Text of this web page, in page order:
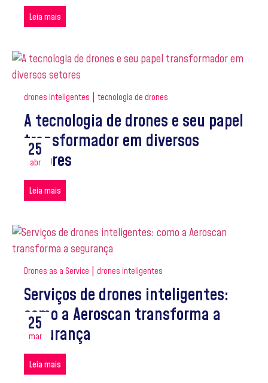
Leia mais
drones inteligentes | tecnologia de drones
A tecnologia de drones e seu papel
transformador em diversos
setores
Leia mais
25
abr
Drones as a Service | drones inteligentes
Serviços de drones inteligentes:
como a Aeroscan transforma a
segurança
Leia mais
25
mar